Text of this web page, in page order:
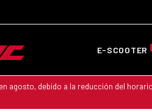
E-SCOOTER
en agosto, debido a la reducción del